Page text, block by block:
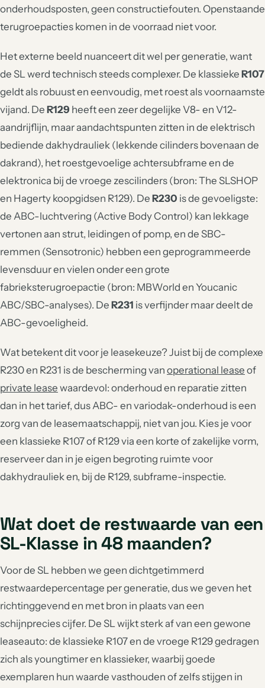
onderhoudsposten, geen constructiefouten. Openstaande
terugroepacties komen in de voorraad niet voor.
Het externe beeld nuanceert dit wel per generatie, want
de SL werd technisch steeds complexer. De klassieke R107
geldt als robuust en eenvoudig, met roest als voornaamste
vijand. De R129 heeft een zeer degelijke V8- en V12-
aandrijflijn, maar aandachtspunten zitten in de elektrisch
bediende dakhydrauliek (lekkende cilinders bovenaan de
dakrand), het roestgevoelige achtersubframe en de
elektronica bij de vroege zescilinders (bron: The SLSHOP
en Hagerty koopgidsen R129). De R230 is de gevoeligste:
de ABC-luchtvering (Active Body Control) kan lekkage
vertonen aan strut, leidingen of pomp, en de SBC-
remmen (Sensotronic) hebben een geprogrammeerde
levensduur en vielen onder een grote
fabrieksterugroepactie (bron: MBWorld en Youcanic
ABC/SBC-analyses). De R231 is verfijnder maar deelt de
ABC-gevoeligheid.
Wat betekent dit voor je leasekeuze? Juist bij de complexe
R230 en R231 is de bescherming van operational lease of
private lease waardevol: onderhoud en reparatie zitten
dan in het tarief, dus ABC- en variodak-onderhoud is een
zorg van de leasemaatschappij, niet van jou. Kies je voor
een klassieke R107 of R129 via een korte of zakelijke vorm,
reserveer dan in je eigen begroting ruimte voor
dakhydrauliek en, bij de R129, subframe-inspectie.
Wat doet de restwaarde van een
SL-Klasse in 48 maanden?
Voor de SL hebben we geen dichtgetimmerd
restwaardepercentage per generatie, dus we geven het
richtinggevend en met bron in plaats van een
schijnprecies cijfer. De SL wijkt sterk af van een gewone
leaseauto: de klassieke R107 en de vroege R129 gedragen
zich als youngtimer en klassieker, waarbij goede
exemplaren hun waarde vasthouden of zelfs stijgen in